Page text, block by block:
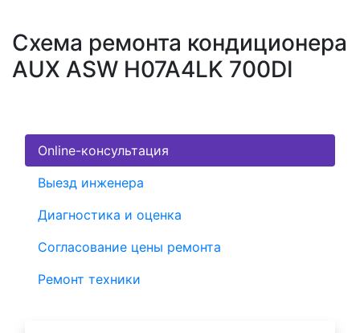
Схема ремонта кондиционера
AUX ASW H07A4LK 700DI
Online-консультация
Выезд инженера
Диагностика и оценка
Согласование цены ремонта
Ремонт техники